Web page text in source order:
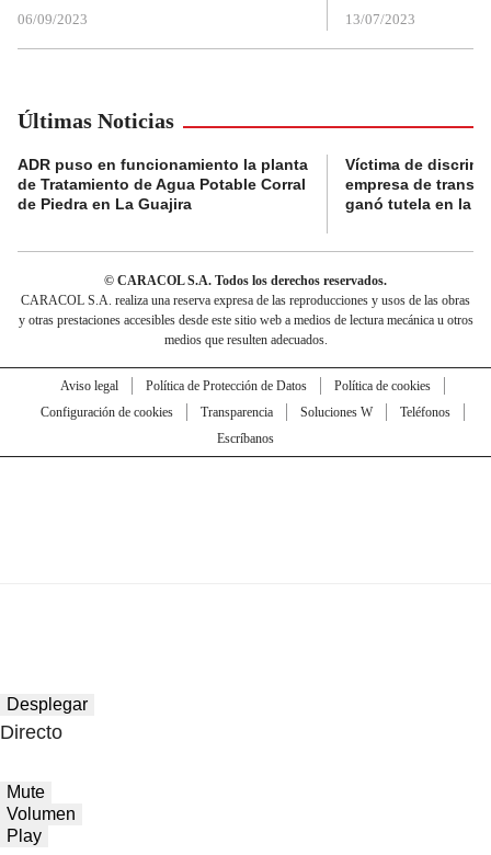
06/09/2023 13/07/2023
Últimas Noticias
ADR puso en funcionamiento la planta
de Tratamiento de Agua Potable Corral
de Piedra en La Guajira
Víctima de
empresa de
ganó tutela en la
© CARACOL S.A. Todos los derechos reservados.
CARACOL S.A. realiza una reserva expresa de las reproducciones y usos de las obras
y otras prestaciones accesibles desde este sitio web a medios de lectura mecánica u otros
medios que resulten adecuados.
Aviso legal Política de Protección de Datos
Política de cookies
Configuración de cookies
Transparencia Soluciones W
Teléfonos
Escríbanos
Desplegar
Directo
Mute
Volumen
Play